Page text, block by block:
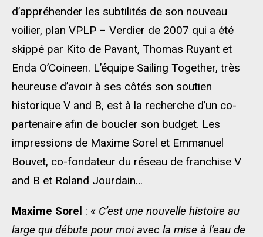
d’appréhender les subtilités de son nouveau
voilier, plan VPLP – Verdier de 2007 qui a été
skippé par Kito de Pavant, Thomas Ruyant et
Enda O’Coineen. L’équipe Sailing Together, très
heureuse d’avoir à ses côtés son soutien
historique V and B, est à la recherche d’un co-
partenaire afin de boucler son budget. Les
impressions de Maxime Sorel et Emmanuel
Bouvet, co-fondateur du réseau de franchise V
and B et Roland Jourdain…
Maxime Sorel : « C’est une nouvelle histoire au
large qui débute pour moi avec la mise à l’eau de